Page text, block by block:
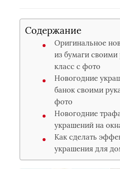
Содержание
Оригинальное
из бумаги
класс с фото
Новогодние
банок своими
фото
Новогодние
украшений на
Как сделать
украшения для